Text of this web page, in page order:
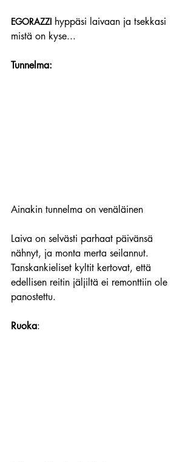
EGORAZZI hyppäsi laivaan ja tsekkasi
mistä on kyse...
Tunnelma:
Ainakin tunnelma on venäläinen
Laiva on selvästi parhaat päivänsä
nähnyt, ja monta merta seilannut.
Tanskankieliset kyltit kertovat, että
edellisen reitin jäljiltä ei remonttiin ole
panostettu.
Ruoka: